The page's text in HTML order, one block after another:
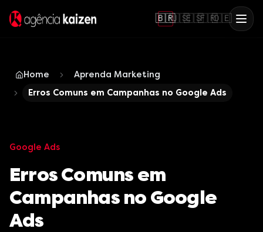
🇧🇷🇺🇸🇪🇸🇫🇷🇩🇪
Home
Aprenda Marketing
Erros Comuns em Campanhas no Google Ads
Google Ads
Erros Comuns em
Campanhas no Google
Ads